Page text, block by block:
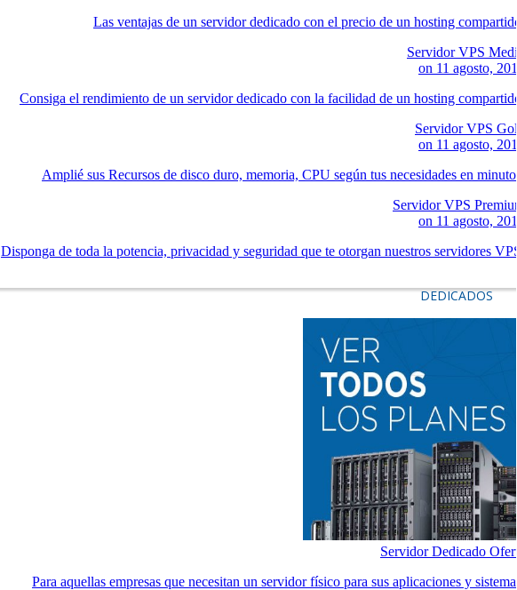
Las ventajas de un servidor dedicado con el precio de un hosting
Servidor VPS
on 11 agosto,
Consiga el rendimiento de un servidor dedicado con la facilidad de un hosting
Servidor VPS
on 11 agosto,
Amplié sus Recursos de disco duro, memoria, CPU según tus necesidades en
Servidor VPS
on 11 agosto,
Disponga de toda la potencia, privacidad y seguridad que te otorgan nuestros servidores
DEDICADOS
Servidor Dedicado
Para aquellas empresas que necesitan un servidor físico para sus aplicaciones y